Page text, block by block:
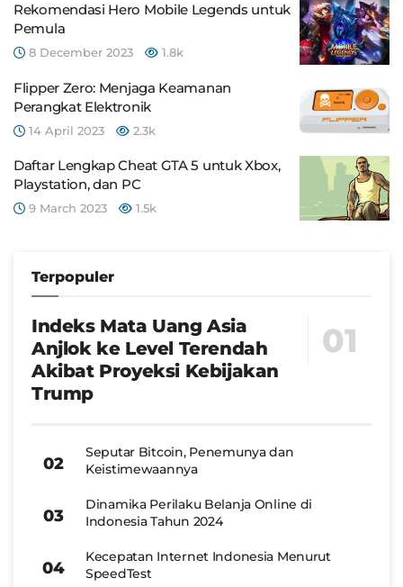
Rekomendasi Hero Mobile Legends untuk
Pemula
8 December 2023 1.8k
Flipper Zero: Menjaga Keamanan
Perangkat Elektronik
14 April 2023 2.3k
Daftar Lengkap Cheat GTA 5 untuk Xbox,
Playstation, dan PC
9 March 2023 1.5k
Terpopuler
Indeks Mata Uang Asia
Anjlok ke Level Terendah
Akibat Proyeksi Kebijakan
Trump
Seputar Bitcoin, Penemunya dan
Keistimewaannya
Dinamika Perilaku Belanja Online di
Indonesia Tahun 2024
Kecepatan Internet Indonesia Menurut
SpeedTest